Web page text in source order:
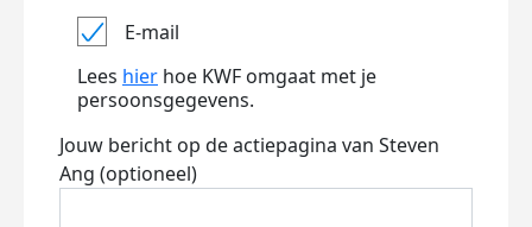
E-mail
Lees hier hoe KWF omgaat met je
persoonsgegevens.
Jouw bericht op de actiepagina van Steven
Ang (optioneel)